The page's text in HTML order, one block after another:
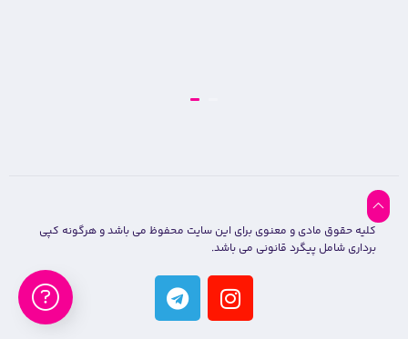
کلیه حقوق مادی و معنوی برای این سایت محفوظ می باشد و هرگونه کپی
برداری شامل پیگرد قانونی می باشد.